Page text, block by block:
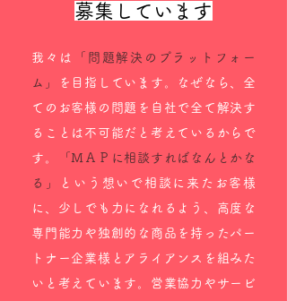
​募集しています
我々は
「問題解決のプラットフォー
ム」
を目指しています。なぜなら、全
てのお客様の問題を自社で全て解決す
ることは不可能だと考えているからで
す。
「ＭＡＰに相談すればなんとかな
る」
という想いで相談に来たお客様
に、少しでも力になれるよう、高度な
専門能力や独創的な商品を持ったパー
トナー企業様とアライアンスを組みた
いと考えています。営業協力やサービ